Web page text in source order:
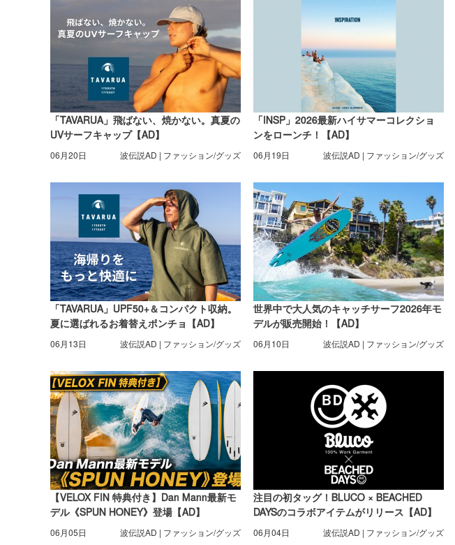
「TAVARUA」飛ばない、焼かない。真夏の
UVサーフキャップ【AD】
06月20日 波伝説AD | ファッション/グッズ
「INSP」2026最新ハイサマーコレクショ
ンをローンチ！【AD】
06月19日 波伝説AD | ファッション/グッズ
「TAVARUA」UPF50+＆コンパクト収納。
夏に選ばれるお着替えポンチョ【AD】
06月13日 波伝説AD | ファッション/グッズ
世界中で大人気のキャッチサーフ2026年モ
デルが販売開始！【AD】
06月10日 波伝説AD | ファッション/グッズ
【VELOX FIN 特典付き】Dan Mann最新モ
デル《SPUN HONEY》登場【AD】
06月05日 波伝説AD | ファッション/グッズ
注目の初タッグ！BLUCO × BEACHED
DAYSのコラボアイテムがリリース【AD】
06月04日 波伝説AD | ファッション/グッズ